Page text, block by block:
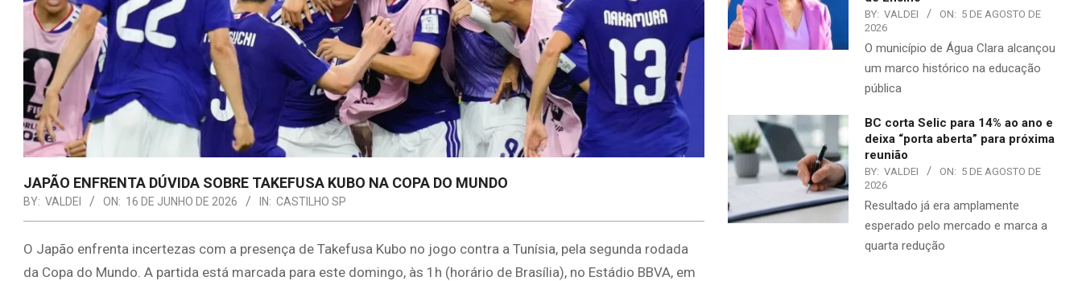
JAPÃO ENFRENTA DÚVIDA SOBRE TAKEFUSA KUBO NA COPA DO MUNDO
BY: VALDEI ON: 16 DE JUNHO DE 2026 IN: CASTILHO SP
O Japão enfrenta incertezas com a presença de Takefusa Kubo no jogo contra a Tunísia, pela segunda rodada
da Copa do Mundo. A partida está marcada para este domingo, às 1h (horário de Brasília), no Estádio BBVA, em
BY: VALDEI ON: 5 DE AGOSTO DE
2026
O município de Água Clara alcançou
um marco histórico na educação
pública
BC corta Selic para 14% ao ano e
deixa “porta aberta” para próxima
reunião
BY: VALDEI ON: 5 DE AGOSTO DE
2026
Resultado já era amplamente
esperado pelo mercado e marca a
quarta redução